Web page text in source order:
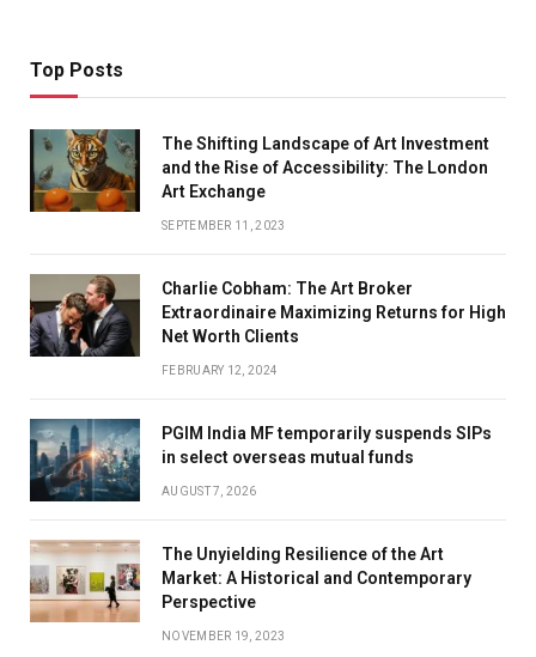
Top Posts
The Shifting Landscape of Art Investment
and the Rise of Accessibility: The London
Art Exchange
SEPTEMBER 11, 2023
Charlie Cobham: The Art Broker
Extraordinaire Maximizing Returns for High
Net Worth Clients
FEBRUARY 12, 2024
PGIM India MF temporarily suspends SIPs
in select overseas mutual funds
AUGUST 7, 2026
The Unyielding Resilience of the Art
Market: A Historical and Contemporary
Perspective
NOVEMBER 19, 2023